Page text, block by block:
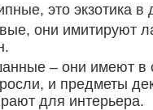
это экзотика в
они имитируют
– они имеют в
и предметы
для интерьера.